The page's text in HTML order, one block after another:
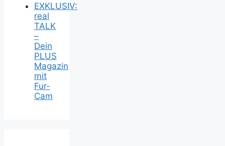
EXKLUSIV:
real
TALK
–
Dein
PLUS
Magazin
mit
Fur-
Cam